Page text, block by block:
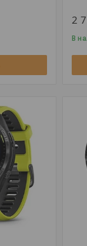
2
В